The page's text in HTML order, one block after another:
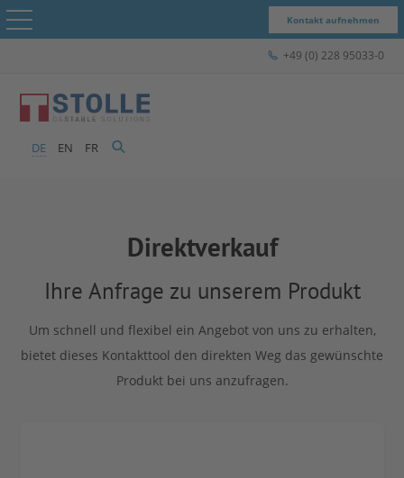
Produkte & Lösungen
STOLLE für...
Kontakt
Kontakt aufnehmen
+49 (0) 228 95033-0
DE EN FR
STOLLE –
Das
Direktverkauf
Ihre Anfrage zu unserem Produkt
Um schnell und flexibel ein Angebot von uns zu erhalten,
bietet dieses Kontakttool den direkten Weg das gewünschte
Produkt bei uns anzufragen.